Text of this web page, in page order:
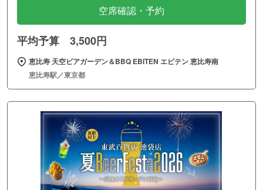
空席確認・予約
平均予算 3,500円
恵比寿 天空ビアガーデン＆BBQ EBITEN エビテン 恵比寿南
恵比寿駅／東京都